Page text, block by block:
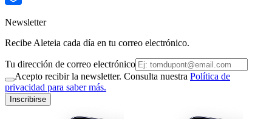
Newsletter
Recibe Aleteia cada día en tu correo electrónico.
Tu dirección de correo electrónico
Acepto recibir la newsletter. Consulta nuestra Política de
privacidad para saber más.
Inscribirse